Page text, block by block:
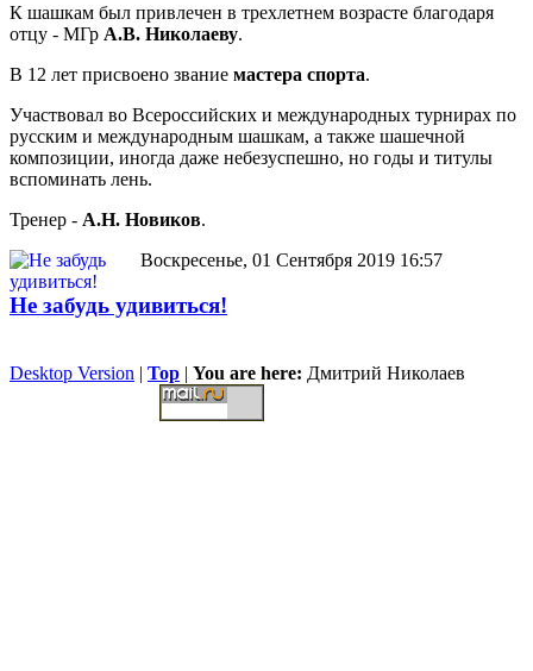
К шашкам был привлечен в трехлетнем возрасте благодаря
отцу - МГр А.В. Николаеву.
В 12 лет присвоено звание мастера спорта.
Участвовал во Всероссийских и международных турнирах по
русским и международным шашкам, а также шашечной
композиции, иногда даже небезуспешно, но годы и титулы
вспоминать лень.
Тренер - А.Н. Новиков.
Воскресенье, 01 Сентября 2019 16:57
Не забудь удивиться!
Desktop Version | Top | You are here: Дмитрий Николаев